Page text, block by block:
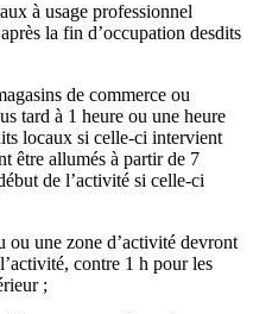
à usage professionnel
la fin d’occupation desdits
de commerce ou
tard à 1 heure ou une heure
locaux si celle-ci intervient
être allumés à partir de 7
de l’activité si celle-ci
ou une zone d’activité devront
contre 1 h pour les
;